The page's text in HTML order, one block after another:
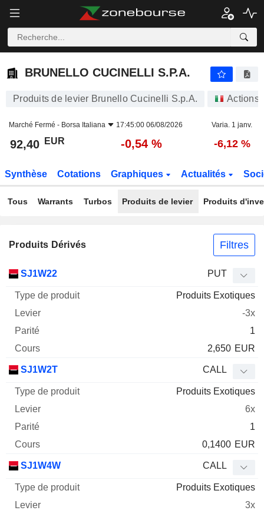
BRUNELLO CUCINELLI S.P.A.
BRUNELLO CUCINELLI S.P.A.
Produits de levier Brunello Cucinelli S.p.A. Actions
Marché Fermé - Borsa Italiana 17:45:00 06/08/2026 Varia. 1 janv.
92,40 EUR -0,54 % -6,12 %
Synthèse Cotations Graphiques Actualités
Tous Warrants Turbos Produits de levier Produits
Produits Dérivés Filtres
Mnemo Type produit
Cours
SJ1W22 PUT
Produits Exotiques
-3x
1
2,650 EUR
SJ1W2T CALL
Produits Exotiques
6x
1
0,1400 EUR
SJ1W4W CALL
Produits Exotiques
3x